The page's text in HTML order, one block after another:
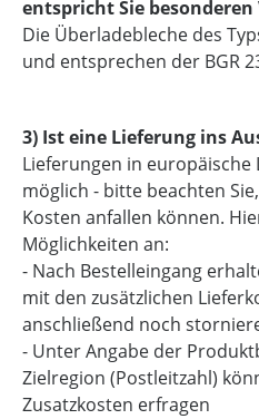
entspricht Sie
Die Überladebleche des
und entsprechen der BGR
3) Ist eine Lieferung ins
Lieferungen in
möglich - bitte beachten
Kosten anfallen können.
Möglichkeiten an:
- Nach Bestelleingang
mit den zusätzlichen
anschließend noch
- Unter Angabe der
Zielregion (Postleitzahl)
Zusatzkosten erfragen